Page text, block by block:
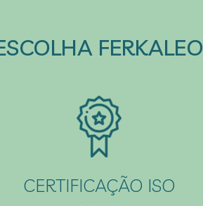
FERKALEO
CERTIFICAÇÃO ISO